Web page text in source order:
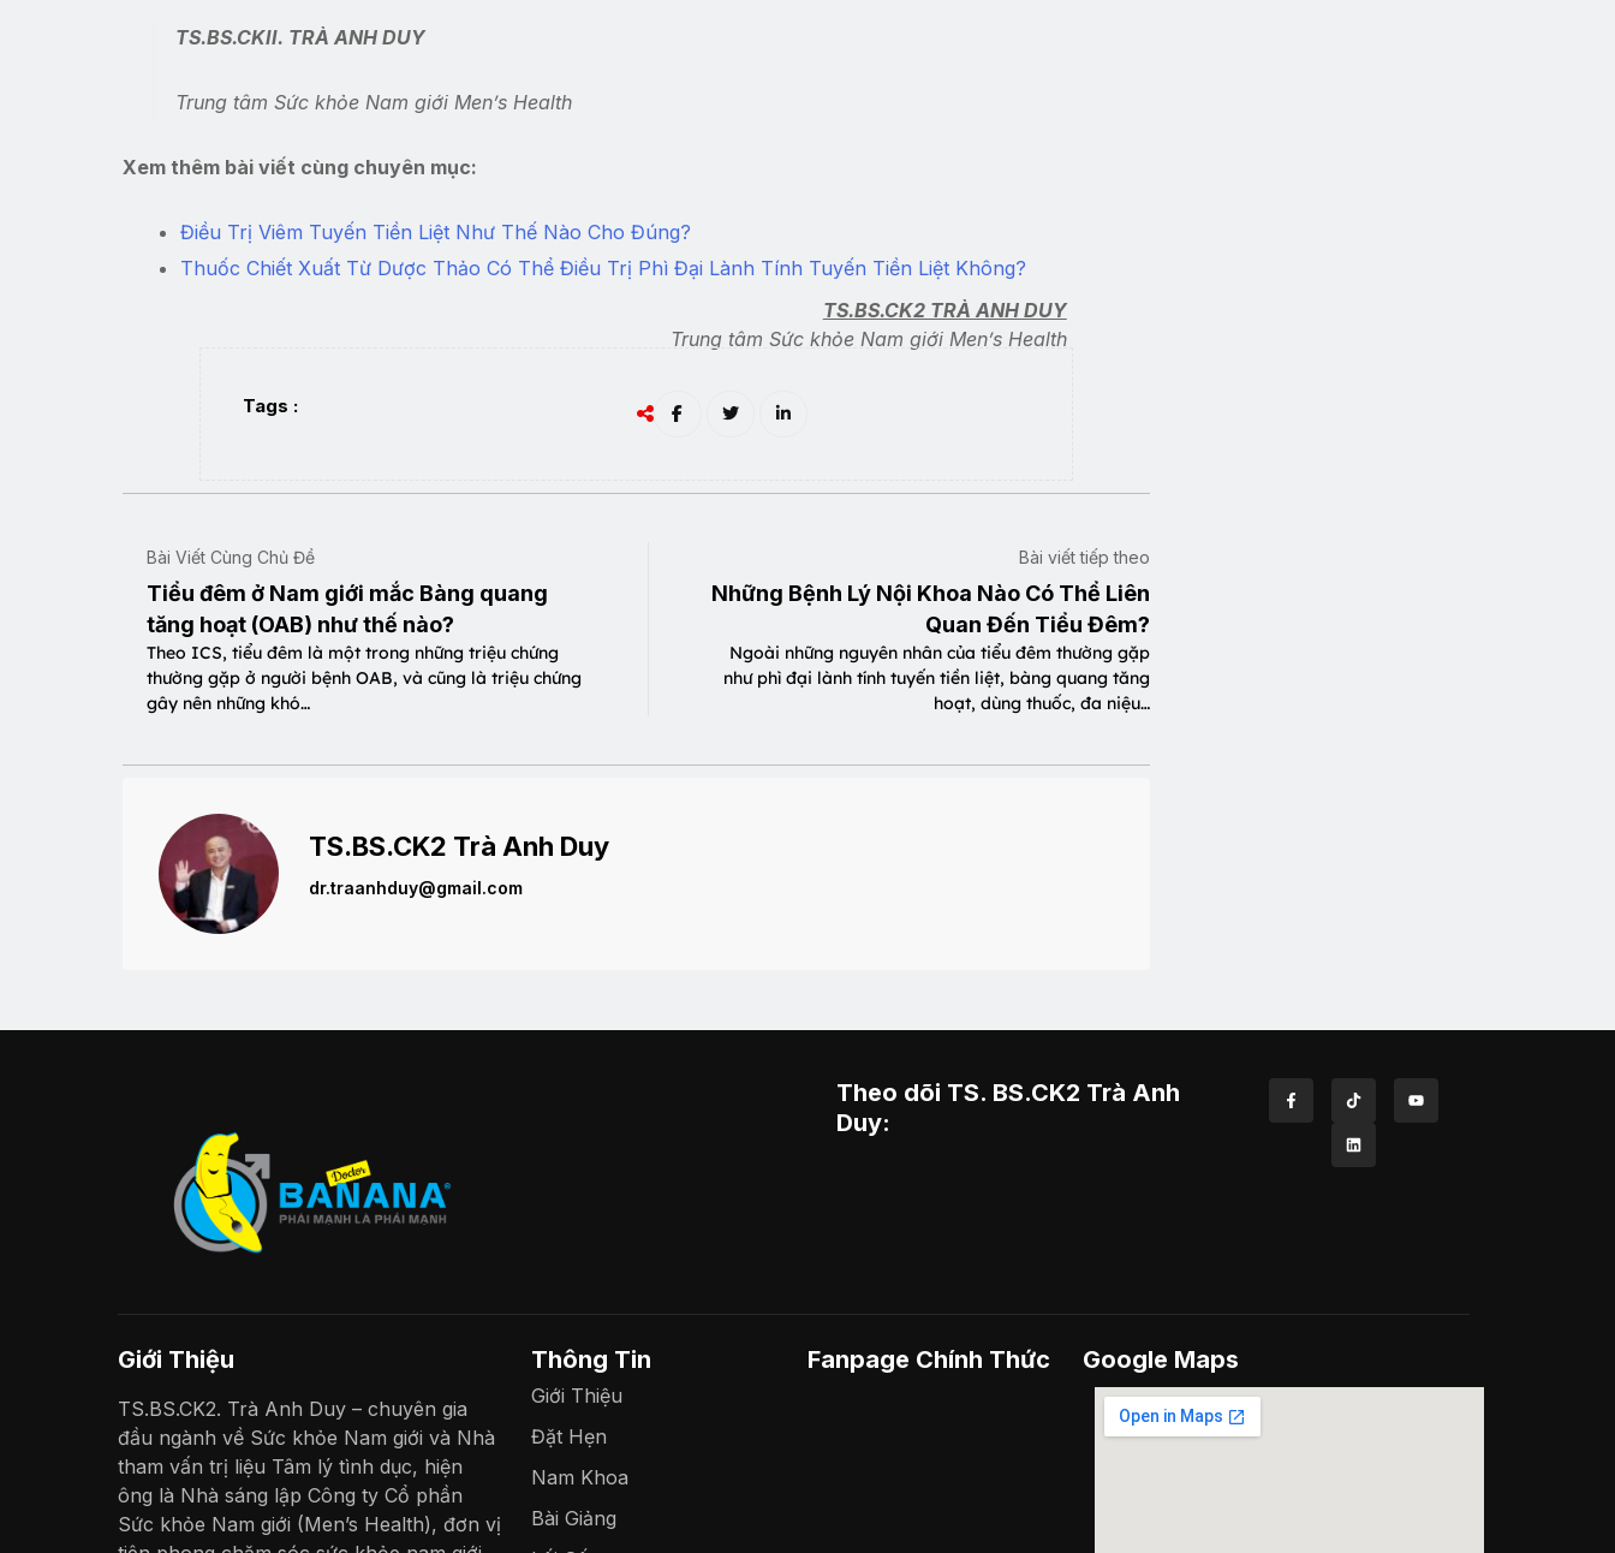
TS.BS.CKII. TRÀ ANH DUY
Trung tâm Sức khỏe Nam giới Men’s Health
Xem thêm bài viết cùng chuyên mục:
Điều Trị Viêm Tuyến Tiền Liệt Như Thế Nào Cho Đúng?
Thuốc Chiết Xuất Từ Dược Thảo Có Thể Điều Trị Phì Đại Lành Tính Tuyến Tiền Liệt Không?
TS.BS.CK2 TRÀ ANH DUY
Trung tâm Sức khỏe Nam giới Men’s Health
Tags :
Bài Viết Cùng Chủ Đề
Tiểu đêm ở Nam giới mắc Bàng quang
tăng hoạt (OAB) như thế nào?
Theo ICS, tiểu đêm là một trong những triệu chứng
thường gặp ở người bệnh OAB, và cũng là triệu chứng
gây nên những khó…
Bài viết tiếp theo
Những Bệnh Lý Nội Khoa Nào Có Thể Liên
Quan Đến Tiểu Đêm?
Ngoài những nguyên nhân của tiểu đêm thường gặp
như phì đại lành tính tuyến tiền liệt, bàng quang tăng
hoạt, dùng thuốc, đa niệu…
TS.BS.CK2 Trà Anh Duy
dr.traanhduy@gmail.com
Theo dõi TS. BS.CK2 Trà Anh
Duy:
Giới Thiệu
TS.BS.CK2. Trà Anh Duy – chuyên gia
đầu ngành về Sức khỏe Nam giới và Nhà
tham vấn trị liệu Tâm lý tình dục, hiện
ông là Nhà sáng lập Công ty Cổ phần
Sức khỏe Nam giới (Men’s Health), đơn vị
Thông Tin
Giới Thiệu
Đặt Hẹn
Nam Khoa
Bài Giảng
Fanpage Chính Thức Google Maps